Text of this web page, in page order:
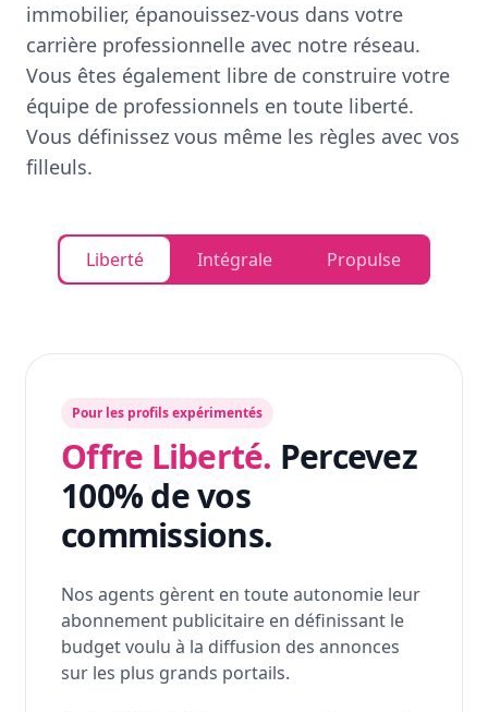
immobilier, épanouissez-vous dans votre
carrière professionnelle avec notre réseau.
Vous êtes également libre de construire votre
équipe de professionnels en toute liberté.
Vous définissez vous même les règles avec vos
filleuls.
Liberté Intégrale Propulse
Pour les profils expérimentés
Offre Liberté. Percevez
100% de vos
commissions.
Nos agents gèrent en toute autonomie leur
abonnement publicitaire en définissant le
budget voulu à la diffusion des annonces
sur les plus grands portails.